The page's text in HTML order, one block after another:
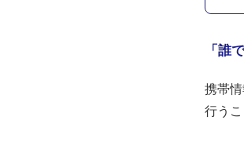
「誰
携帯
行う